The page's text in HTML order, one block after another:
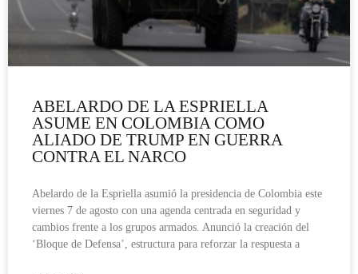
ABELARDO DE LA ESPRIELLA
ASUME EN COLOMBIA COMO
ALIADO DE TRUMP EN GUERRA
CONTRA EL NARCO
Abelardo de la Espriella asumió la presidencia de Colombia este
viernes 7 de agosto con una agenda centrada en seguridad y
cambios frente a los grupos armados. Anunció la creación del
‘Bloque de Defensa’, estructura para reforzar la respuesta a